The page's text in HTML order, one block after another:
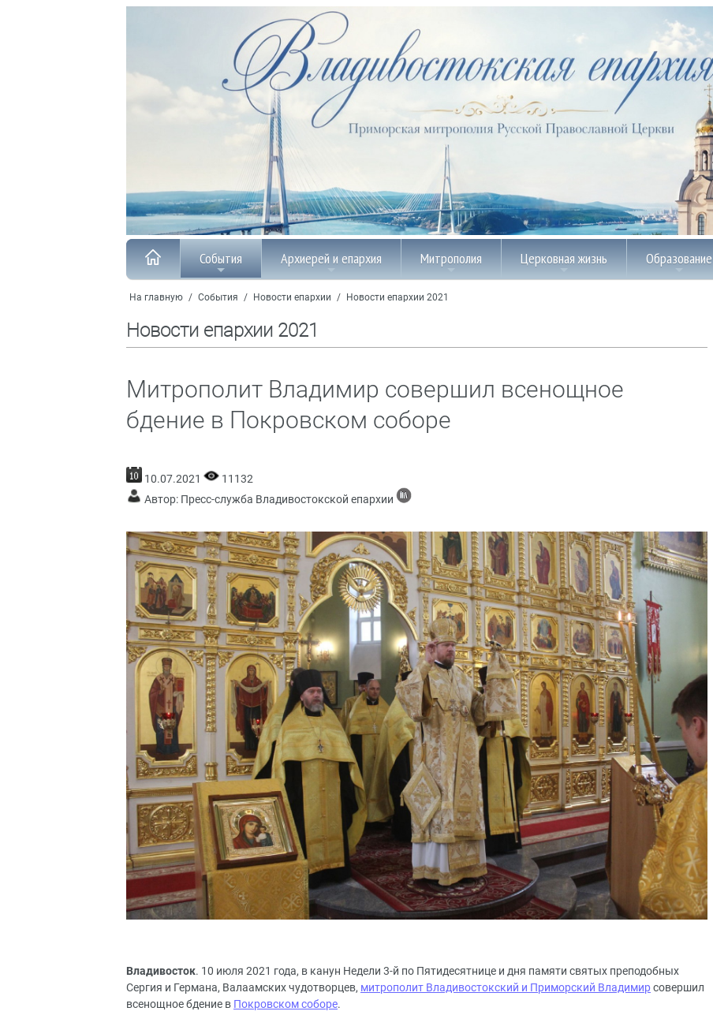
События Архиерей и епархия Митрополия Церковная жизнь Образование
На главную / События / Новости епархии / Новости епархии 2021
Новости епархии 2021
Митрополит Владимир совершил всенощное
бдение в Покровском соборе
10.07.2021
11132
Автор: Пресс-служба Владивостокской епархии
Владивосток. 10 июля 2021 года, в канун Недели 3-й по Пятидесятнице и дня памяти святых преподобных
Сергия и Германа, Валаамских чудотворцев, митрополит Владивостокский и Приморский Владимир совершил
всенощное бдение в Покровском соборе.